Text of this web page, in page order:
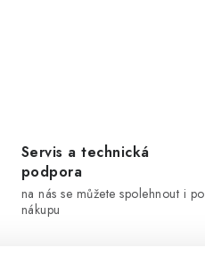
Servis a technická
podpora
na nás se můžete spolehnout i po
nákupu